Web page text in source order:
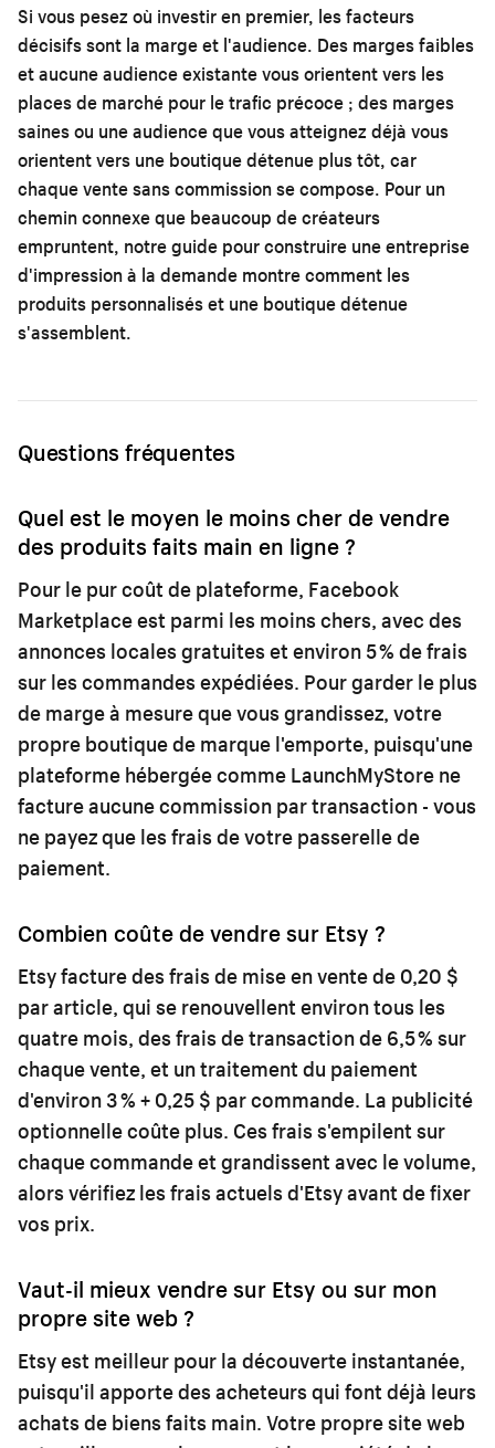
Si vous pesez où investir en premier, les facteurs
décisifs sont la marge et l'audience. Des marges faibles
et aucune audience existante vous orientent vers les
places de marché pour le trafic précoce ; des marges
saines ou une audience que vous atteignez déjà vous
orientent vers une boutique détenue plus tôt, car
chaque vente sans commission se compose. Pour un
chemin connexe que beaucoup de créateurs
empruntent, notre guide pour construire uneentreprise
d'impression à la demande montre comment les
produits personnalisés et une boutique détenue
s'assemblent.
Questions fréquentes
Quel est le moyen le moins cher de vendre
des produits faits main en ligne ?
Pour le pur coût de plateforme, Facebook
Marketplace est parmi les moins chers, avec des
annonces locales gratuites et environ 5 % de frais
sur les commandes expédiées. Pour garder le plus
de marge à mesure que vous grandissez, votre
propre boutique de marque l'emporte, puisqu'une
plateforme hébergée comme LaunchMyStore ne
facture aucune commission par transaction - vous
ne payez que les frais de votre passerelle de
paiement.
Combien coûte de vendre sur Etsy ?
Etsy facture des frais de mise en vente de 0,20 $
par article, qui se renouvellent environ tous les
quatre mois, des frais de transaction de 6,5 % sur
chaque vente, et un traitement du paiement
d'environ 3 % + 0,25 $ par commande. La publicité
optionnelle coûte plus. Ces frais s'empilent sur
chaque commande et grandissent avec le volume,
alors vérifiez les frais actuels d'Etsy avant de fixer
vos prix.
Vaut-il mieux vendre sur Etsy ou sur mon
propre site web ?
Etsy est meilleur pour la découverte instantanée,
puisqu'il apporte des acheteurs qui font déjà leurs
achats de biens faits main. Votre propre site web